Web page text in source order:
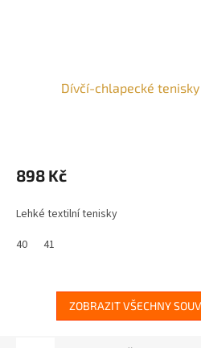
Dívčí-chlapecké
898 Kč
Lehké textilní tenisky
40
41
ZOBRAZIT VŠECHNY